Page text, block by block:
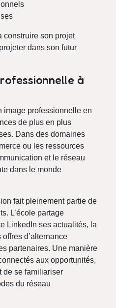
construire son projet
dans son futur
à
image professionnelle en
de plus en plus
Dans des domaines
ou les ressources
et le réseau
dans le monde
fait pleinement partie de
L’école partage
LinkedIn ses actualités, la
d’alternance
partenaires. Une manière
aux opportunités,
de se familiariser
du réseau